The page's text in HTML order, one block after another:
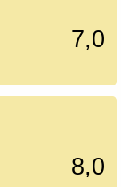
7,0
8,0